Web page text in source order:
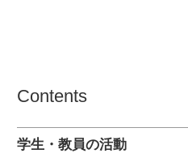
Contents
学生・教員の活動